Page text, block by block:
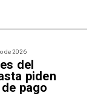
de 2026
del
piden
pago